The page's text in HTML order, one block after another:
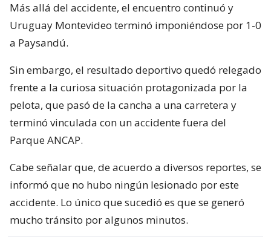
Más allá del accidente, el encuentro continuó y
Uruguay Montevideo terminó imponiéndose por 1-0
a Paysandú.
Sin embargo, el resultado deportivo quedó relegado
frente a la curiosa situación protagonizada por la
pelota, que pasó de la cancha a una carretera y
terminó vinculada con un accidente fuera del
Parque ANCAP.
Cabe señalar que, de acuerdo a diversos reportes, se
informó que no hubo ningún lesionado por este
accidente. Lo único que sucedió es que se generó
mucho tránsito por algunos minutos.